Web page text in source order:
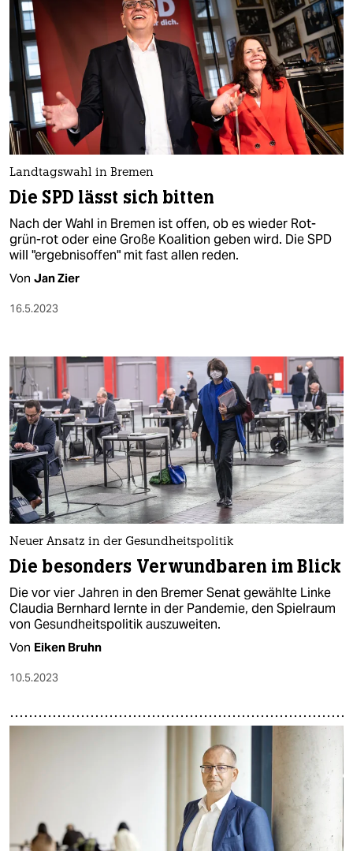
Landtagswahl in Bremen
Die SPD lässt sich bitten
Nach der Wahl in Bremen ist offen, ob es wieder Rot-
grün-rot oder eine Große Koalition geben wird. Die SPD
will "ergebnisoffen" mit fast allen reden.
Von Jan Zier
16.5.2023
Neuer Ansatz in der Gesundheitspolitik
Die besonders Verwundbaren im Blick
Die vor vier Jahren in den Bremer Senat gewählte Linke
Claudia Bernhard lernte in der Pandemie, den Spielraum
von Gesundheitspolitik auszuweiten.
Von Eiken Bruhn
10.5.2023